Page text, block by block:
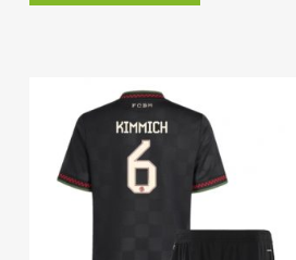
kan
gekozen
worden
op
productpagina